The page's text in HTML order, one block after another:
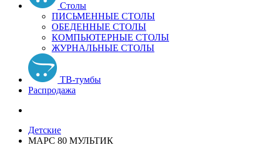
Столы
ПИСЬМЕННЫЕ СТОЛЫ
ОБЕДЕННЫЕ СТОЛЫ
КОМПЬЮТЕРНЫЕ СТОЛЫ
ЖУРНАЛЬНЫЕ СТОЛЫ
ТВ-тумбы
Распродажа
Детские
МАРС 80 МУЛЬТИК